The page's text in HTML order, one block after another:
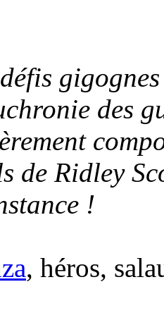
des
de Ridley
!
, héros,